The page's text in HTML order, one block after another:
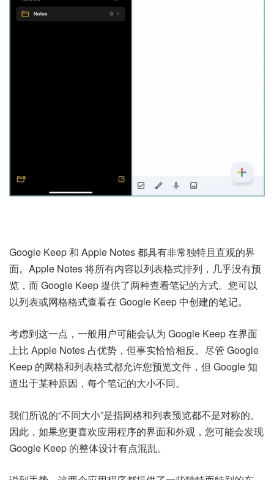
Google Keep 和 Apple Notes 都具有非常独特且直观的界
面。Apple Notes 将所有内容以列表格式排列，几乎没有预
览，而 Google Keep 提供了两种查看笔记的方式。您可以
以列表或网格格式查看在 Google Keep 中创建的笔记。
考虑到这一点，一般用户可能会认为 Google Keep 在界面
上比 Apple Notes 占优势，但事实恰恰相反。尽管 Google
Keep 的网格和列表格式都允许您预览文件，但 Google 知
道出于某种原因，每个笔记的大小不同。
我们所说的“不同大小”是指网格和列表预览都不是对称的。
因此，如果您更喜欢应用程序的界面和外观，您可能会发现
Google Keep 的整体设计有点混乱。